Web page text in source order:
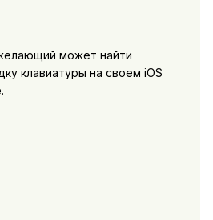
может найти
клавиатуры на своем iOS